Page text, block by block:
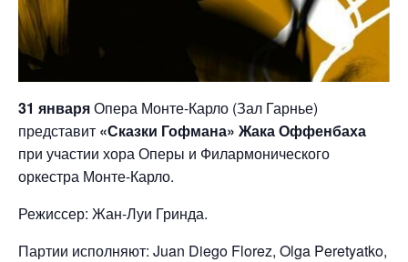
31 январяОпера Монте-Карло (Зал Гарнье)
представит «Сказки Гофмана» Жака Оффенбаха
при участии хора Оперы и Филармонического
оркестра Монте-Карло.
Режиссер: Жан-Луи Гринда.
Партии исполняют: Juan Diego Florez, Olga Peretyatko,